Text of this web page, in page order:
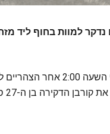
למוות בחוף ליד
המשטרה הוזעקה לחוף
לשירותים עם דקירה אחת לפחות בחזה.